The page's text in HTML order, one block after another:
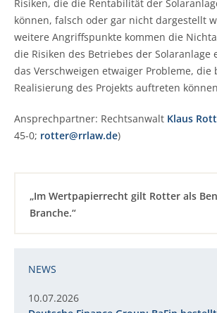
Risiken, die die Rentabilität der
können, falsch oder gar nicht dargestellt
weitere Angriffspunkte kommen die
die Risiken des Betriebes der Solaranlage
das Verschweigen etwaiger Probleme, die
Realisierung des Projekts auftreten
Ansprechpartner: Rechtsanwalt Klaus
45-0; rotter@rrlaw.de)
„Im Wertpapierrecht gilt Rotter als
Branche.“
NEWS
10.07.2026